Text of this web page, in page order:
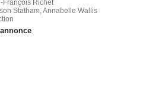
François Richet
Statham, Annabelle Wallis